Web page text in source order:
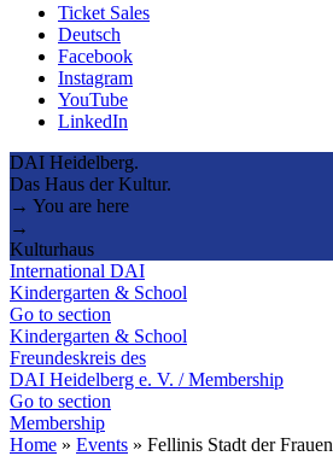
Ticket Sales
Deutsch
Facebook
Instagram
YouTube
LinkedIn
DAI Heidelberg.
Das Haus der Kultur.
→ You are here
→
Kulturhaus
International DAI
Kindergarten & School
Go to section
Kindergarten & School
Freundeskreis des
DAI Heidelberg e. V. / Membership
Go to section
Membership
Home » Events » Fellinis Stadt der Frauen